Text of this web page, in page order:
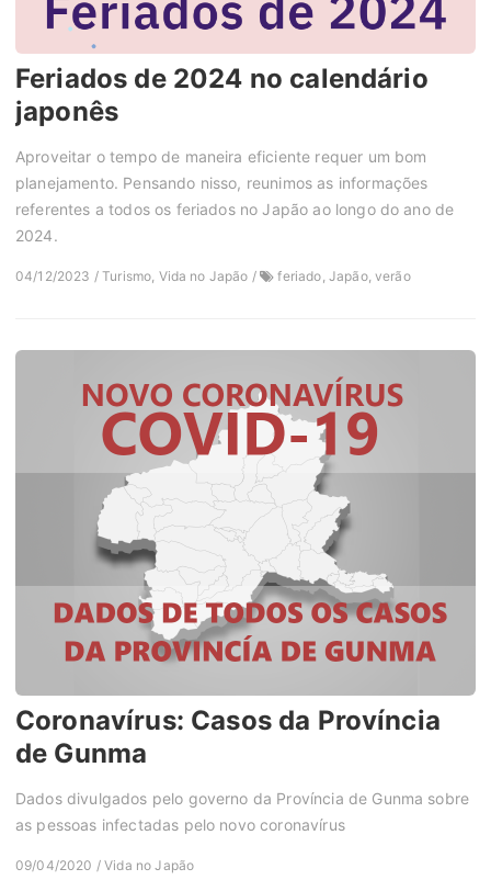
Feriados de 2024 no calendário
japonês
Aproveitar o tempo de maneira eficiente requer um bom
planejamento. Pensando nisso, reunimos as informações
referentes a todos os feriados no Japão ao longo do ano de
2024.
04/12/2023 / Turismo, Vida no Japão / feriado, Japão, verão
Coronavírus: Casos da Província
de Gunma
Dados divulgados pelo governo da Província de Gunma sobre
as pessoas infectadas pelo novo coronavírus
09/04/2020 / Vida no Japão